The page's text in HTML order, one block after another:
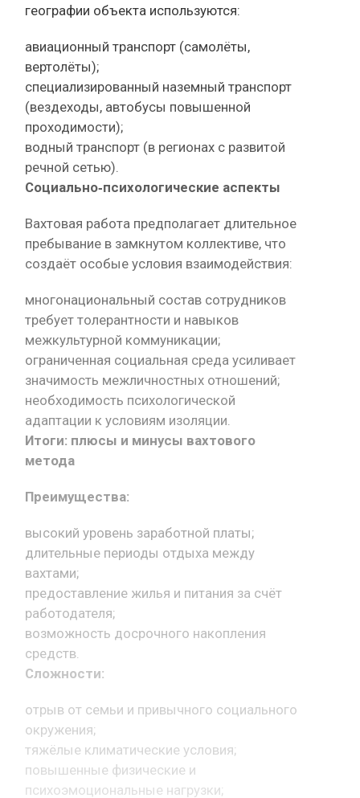
географии объекта используются:
авиационный транспорт (самолёты,
вертолёты);
специализированный наземный транспорт
(вездеходы, автобусы повышенной
проходимости);
водный транспорт (в регионах с развитой
речной сетью).
Социально‑психологические аспекты
Вахтовая работа предполагает длительное
пребывание в замкнутом коллективе, что
создаёт особые условия взаимодействия:
многонациональный состав сотрудников
требует толерантности и навыков
межкультурной коммуникации;
ограниченная социальная среда усиливает
значимость межличностных отношений;
необходимость психологической
адаптации к условиям изоляции.
Итоги: плюсы и минусы вахтового
метода
Преимущества:
высокий уровень заработной платы;
длительные периоды отдыха между
вахтами;
предоставление жилья и питания за счёт
работодателя;
возможность досрочного накопления
средств.
Сложности:
отрыв от семьи и привычного социального
окружения;
тяжёлые климатические условия;
повышенные физические и
психоэмоциональные нагрузки;